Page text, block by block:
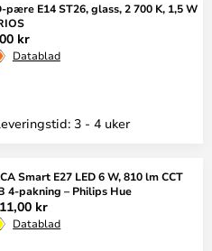
pære E14 ST26, glass, 2 700 K, 1,5 W
kr
Datablad
3 - 4 uker
Smart E27 LED 6 W, 810 lm CCT
4-pakning – Philips Hue
kr
Datablad